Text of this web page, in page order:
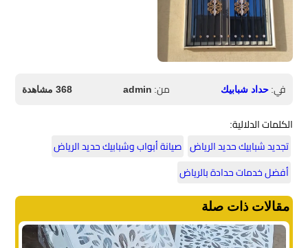
في:حداد شبابيك من: admin 368 مشاهدة
الكلمات الدلالية:
تجديد شبابيك حديد الرياض صيانة أبواب وشبابيك حديد الرياض
أفضل خدمات حدادة بالرياض
مقالات ذات صلة